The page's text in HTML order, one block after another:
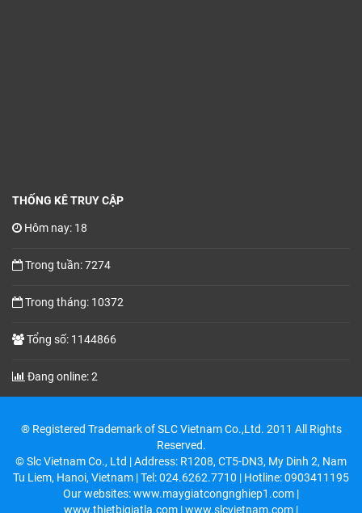
THỐNG KÊ TRUY CẬP
Hôm nay: 18
Trong tuần: 7274
Trong tháng: 10372
Tổng số: 1144866
Đang online: 2
® Registered Trademark of SLC Vietnam Co.,Ltd. 2011 All Rights
Reserved.
© Slc Vietnam Co., Ltd | Address: R1208, CT5-DN3, My Dinh 2, Nam
Tu Liem, Hanoi, Vietnam | Tel: 024.6262.7710 | Hotline: 0903411195
Our websites: www.maygiatcongnghiep1.com |
www.thietbigiatla.com | www.slcvietnam.com |